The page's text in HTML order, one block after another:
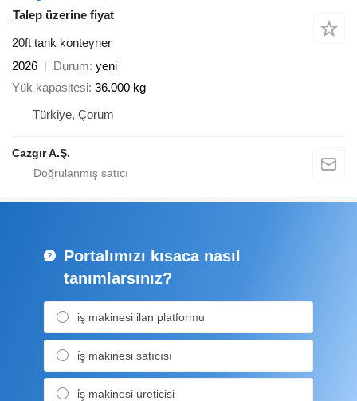
Talep üzerine fiyat
20ft tank konteyner
2026
Durum yeni
Yük kapasitesi 36.000 kg
Türkiye, Çorum
Cazgır A.Ş.
Portalımızı kısaca nasıl
tanımlarsınız?
i̇ş makinesi ilan platformu
i̇ş makinesi satıcısı
i̇ş makinesi üreticisi